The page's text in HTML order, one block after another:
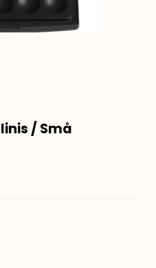
/ Små